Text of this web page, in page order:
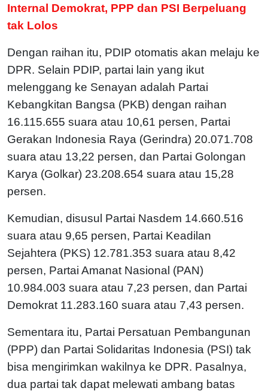
Internal Demokrat, PPP dan PSI Berpeluang
tak Lolos
Dengan raihan itu, PDIP otomatis akan melaju ke
DPR. Selain PDIP, partai lain yang ikut
melenggang ke Senayan adalah Partai
Kebangkitan Bangsa (PKB) dengan raihan
16.115.655 suara atau 10,61 persen, Partai
Gerakan Indonesia Raya (Gerindra) 20.071.708
suara atau 13,22 persen, dan Partai Golongan
Karya (Golkar) 23.208.654 suara atau 15,28
persen.
Kemudian, disusul Partai Nasdem 14.660.516
suara atau 9,65 persen, Partai Keadilan
Sejahtera (PKS) 12.781.353 suara atau 8,42
persen, Partai Amanat Nasional (PAN)
10.984.003 suara atau 7,23 persen, dan Partai
Demokrat 11.283.160 suara atau 7,43 persen.
Sementara itu, Partai Persatuan Pembangunan
(PPP) dan Partai Solidaritas Indonesia (PSI) tak
bisa mengirimkan wakilnya ke DPR. Pasalnya,
dua partai tak dapat melewati ambang batas